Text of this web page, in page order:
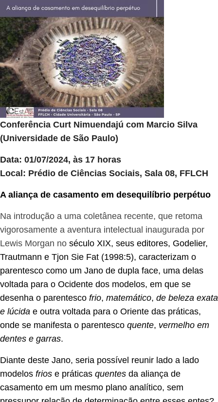
Conferência Curt Nimuendajú com Marcio Silva
(Universidade de São Paulo)
Data: 01/07/2024, às 17 horas
Local: Prédio de Ciências Sociais, Sala 08, FFLCH
A aliança de casamento em desequilíbrio perpétuo
Na introdução a uma coletânea recente, que retoma
vigorosamente a aventura intelectual inaugurada por
Lewis Morgan no século XIX, seus editores, Godelier,
Trautmann e Tjon Sie Fat (1998:5), caracterizam o
parentesco como um Jano de dupla face, uma delas
voltada para o Ocidente dos modelos, em que se
desenha o parentesco frio, matemático, de beleza exata
e lúcida e outra voltada para o Oriente das práticas,
onde se manifesta o parentesco quente, vermelho em
dentes e garras.
Diante deste Jano, seria possível reunir lado a lado
modelos frios e práticas quentes da aliança de
casamento em um mesmo plano analítico, sem